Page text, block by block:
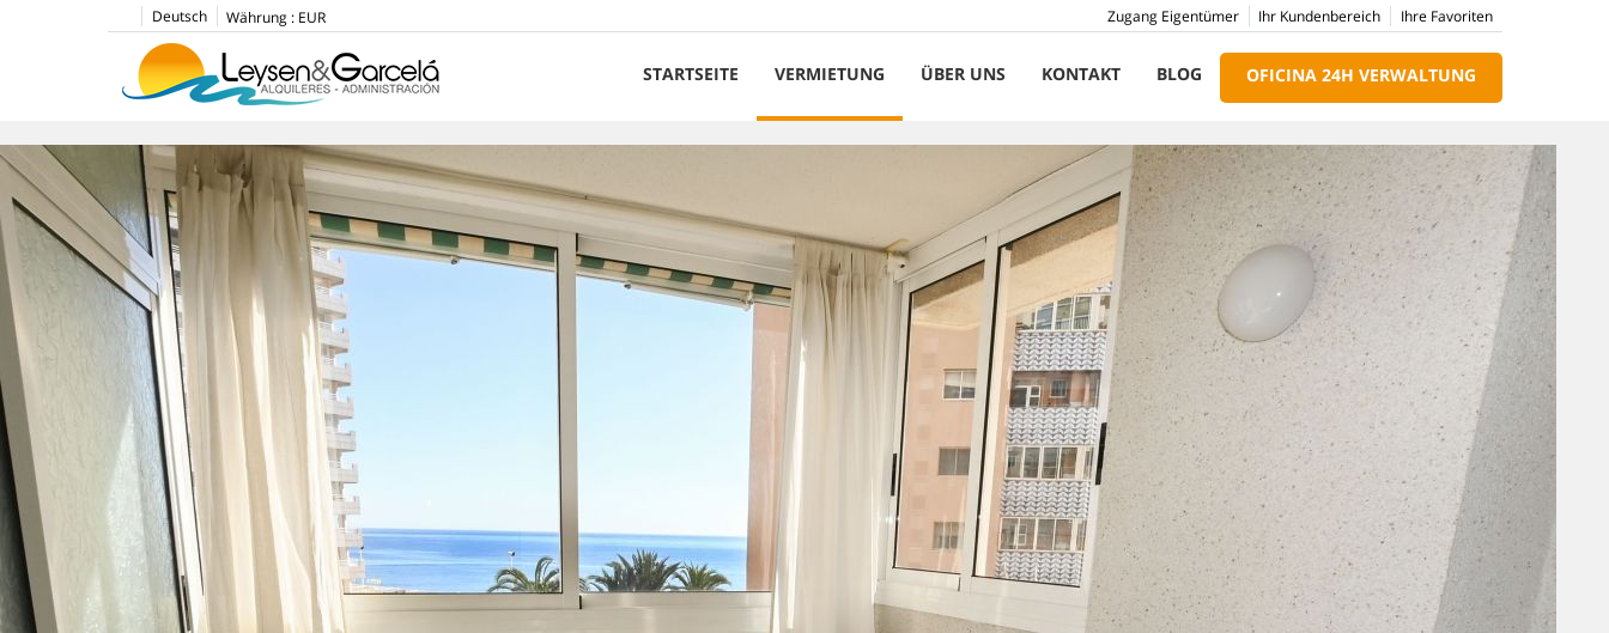
Deutsch Währung : EUR Ihre Favoriten
Ihr Kundenbereich
Zugang Eigentümer
STARTSEITE VERMIETUNG ÜBER UNS KONTAKT BLOG OFICINA 24H VERWALTUNG